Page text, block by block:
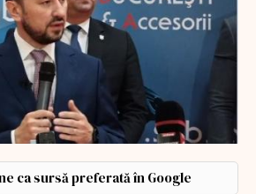
ca sursă preferată în Google